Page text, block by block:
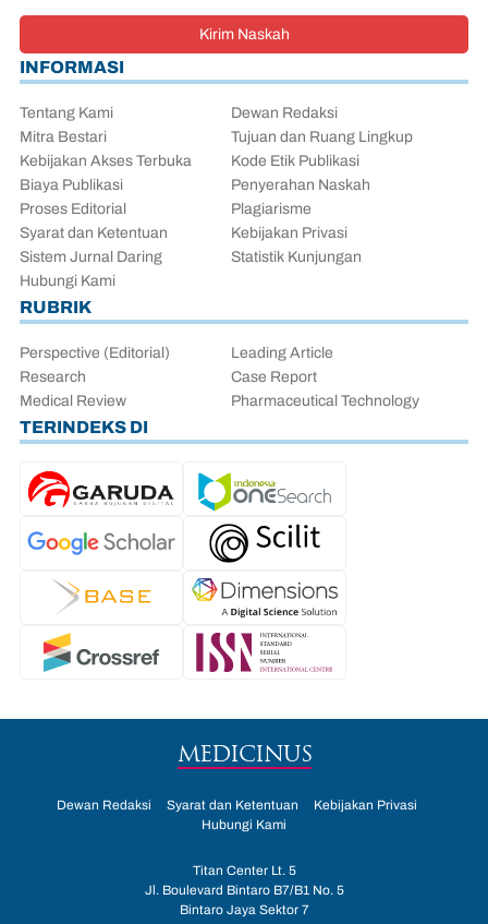
INFORMASI
Tentang Kami
Dewan Redaksi
Mitra Bestari
Tujuan dan Ruang Lingkup
Kebijakan Akses Terbuka
Kode Etik Publikasi
Biaya Publikasi
Penyerahan Naskah
Proses Editorial
Plagiarisme
Syarat dan Ketentuan
Kebijakan Privasi
Sistem Jurnal Daring
Statistik Kunjungan
Hubungi Kami
Kirim Naskah
RUBRIK
Perspective (Editorial)
Leading Article
Research
Case Report
Medical Review
Pharmaceutical Technology
TERINDEKS DI
MEDICINUS
Dewan Redaksi Syarat dan Ketentuan
Kebijakan Privasi
Hubungi Kami
Titan Center Lt. 5
Jl. Boulevard Bintaro B7/B1 No. 5
Bintaro Jaya Sektor 7